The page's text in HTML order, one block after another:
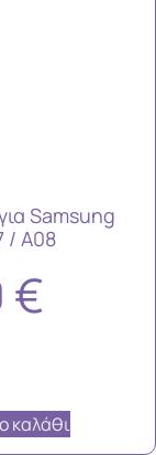
Samsung
/ A08
€
καλάθι